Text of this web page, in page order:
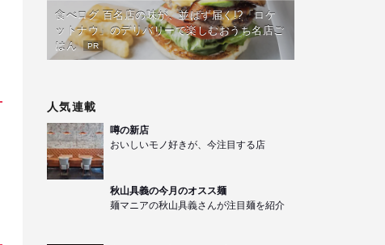
食べログ 百名店の味が、並ばず届く!?「ロケ
ットナウ」のデリバリーで楽しむおうち名店ご
はん
PR
人気連載
噂の新店
おいしいモノ好きが、今注目する店
秋山具義の今月のオスス麺
麺マニアの秋山具義さんが注目麺を紹介